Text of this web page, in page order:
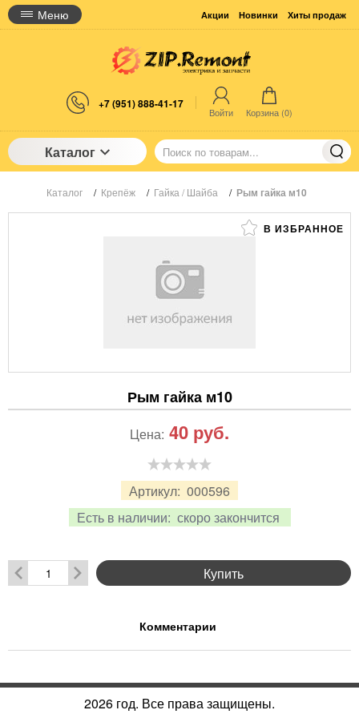
Меню Акции Новинки Хиты продаж
+7 (951) 888-41-17
Войти Корзина (0)
Каталог
Каталог / Крепёж / Гайка / Шайба / Рым гайка м10
В ИЗБРАННОЕ
Рым гайка м10
Артикул: 000596
Есть в наличии: скоро закончится
Цена: 40 руб.
Купить
Комментарии
2026 год. Все права защищены.